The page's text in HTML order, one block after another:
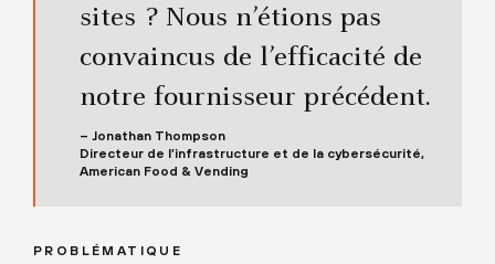
sites ? Nous n’étions pas
convaincus de l’efficacité de
notre fournisseur précédent.
– Jonathan Thompson
Directeur de l’infrastructure et de la cybersécurité,
American Food & Vending
PROBLÉMATIQUE